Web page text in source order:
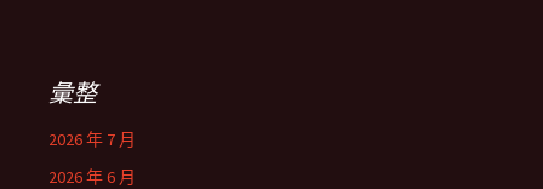
彙整
2026 年 7 月
2026 年 6 月